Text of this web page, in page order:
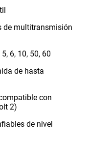
de multitransmisión
6, 10, 50, 60
de hasta
con
2)
de nivel